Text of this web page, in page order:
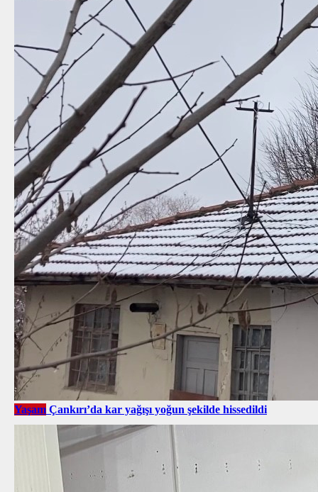
Yaşam Çankırı’da kar yağışı yoğun şekilde hissedildi